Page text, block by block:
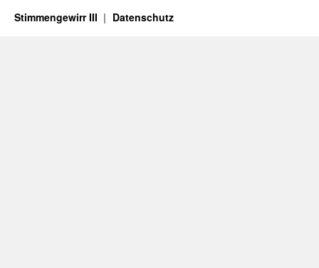
Stimmengewirr III Datenschutz